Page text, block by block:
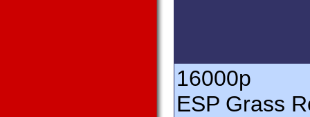
16000р
ESP Grass